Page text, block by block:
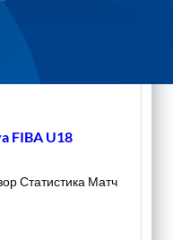
FIBA U18
Статистика Матч